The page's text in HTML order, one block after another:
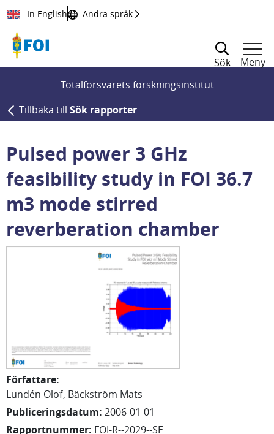
Till innehållet
In English Andra språk
Sök
Meny
Totalförsvarets forskningsinstitut
Tillbaka till Sök rapporter
Pulsed power 3 GHz
feasibility study in FOI 36.7
m3 mode stirred
reverberation chamber
Författare:
Lundén Olof Bäckström Mats
Publiceringsdatum: 2006-01-01
Rapportnummer: FOI-R--2029--SE